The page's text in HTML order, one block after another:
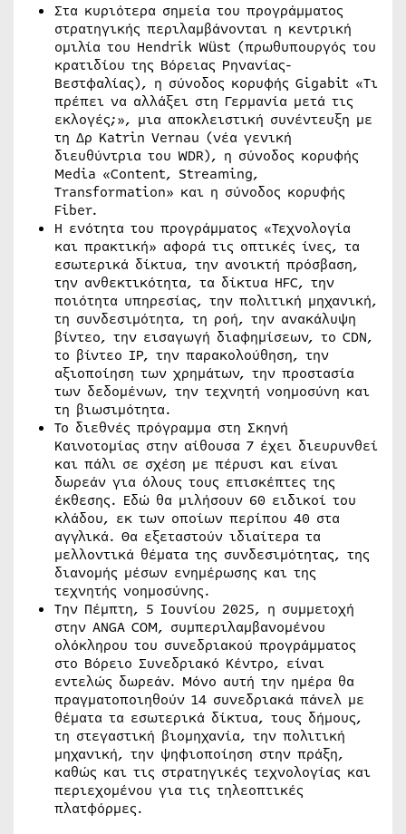
Στα κυριότερα σημεία του προγράμματος
στρατηγικής περιλαμβάνονται η κεντρική
ομιλία του Hendrik Wüst (πρωθυπουργός του
κρατιδίου της Βόρειας Ρηνανίας-
Βεστφαλίας), η σύνοδος κορυφής Gigabit «Τι
πρέπει να αλλάξει στη Γερμανία μετά τις
εκλογές;», μια αποκλειστική συνέντευξη με
τη Δρ Katrin Vernau (νέα γενική
διευθύντρια του WDR), η σύνοδος κορυφής
Media «Content, Streaming,
Transformation» και η σύνοδος κορυφής
Fiber.
Η ενότητα του προγράμματος «Τεχνολογία
και πρακτική» αφορά τις οπτικές ίνες, τα
εσωτερικά δίκτυα, την ανοικτή πρόσβαση,
την ανθεκτικότητα, τα δίκτυα HFC, την
ποιότητα υπηρεσίας, την πολιτική μηχανική,
τη συνδεσιμότητα, τη ροή, την ανακάλυψη
βίντεο, την εισαγωγή διαφημίσεων, το CDN,
το βίντεο IP, την παρακολούθηση, την
αξιοποίηση των χρημάτων, την προστασία
των δεδομένων, την τεχνητή νοημοσύνη και
τη βιωσιμότητα.
Το διεθνές πρόγραμμα στη Σκηνή
Καινοτομίας στην αίθουσα 7 έχει διευρυνθεί
και πάλι σε σχέση με πέρυσι και είναι
δωρεάν για όλους τους επισκέπτες της
έκθεσης. Εδώ θα μιλήσουν 60 ειδικοί του
κλάδου, εκ των οποίων περίπου 40 στα
αγγλικά. Θα εξεταστούν ιδιαίτερα τα
μελλοντικά θέματα της συνδεσιμότητας, της
διανομής μέσων ενημέρωσης και της
τεχνητής νοημοσύνης.
Την Πέμπτη, 5 Ιουνίου 2025, η συμμετοχή
στην ANGA COM, συμπεριλαμβανομένου
ολόκληρου του συνεδριακού προγράμματος
στο Βόρειο Συνεδριακό Κέντρο, είναι
εντελώς δωρεάν. Μόνο αυτή την ημέρα θα
πραγματοποιηθούν 14 συνεδριακά πάνελ με
θέματα τα εσωτερικά δίκτυα, τους δήμους,
τη στεγαστική βιομηχανία, την πολιτική
μηχανική, την ψηφιοποίηση στην πράξη,
καθώς και τις στρατηγικές τεχνολογίας και
περιεχομένου για τις τηλεοπτικές
πλατφόρμες.